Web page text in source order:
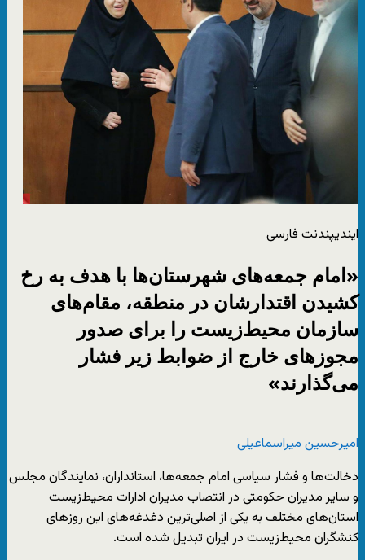
ایندیپندنت فارسی
«امام جمعه‌های شهرستان‌ها با هدف به رخ
کشیدن اقتدارشان در منطقه، مقام‌های
سازمان محیط‌زیست را برای صدور
مجوزهای خارج از ضوابط زیر فشار
می‌گذارند»
امیرحسین میراسماعیلی
دخالت‌ها و فشار سیاسی امام جمعه‌ها، استانداران، نمایندگان مجلس
و سایر مدیران حکومتی در انتصاب مدیران ادارات محیط‌زیست
استان‌های مختلف به یکی از اصلی‌ترین دغدغه‌های این روزهای
کنشگران محیط‌زیست در ایران تبدیل شده است.